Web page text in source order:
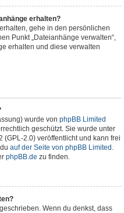
erhalten?
gehe in den persönlichen
Punkt „Dateianhänge verwalten“,
erhalten und diese verwalten
wurde von phpBB Limited
geschützt. Sie wurde unter
(GPL-2.0) veröffentlicht und kann frei
auf der Seite von phpBB Limited .
phpBB.de zu finden.
Wenn du denkst, dass